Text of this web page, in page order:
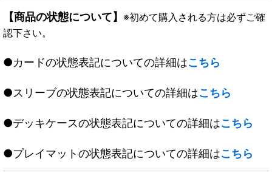
【商品の状態について】 ※初めて購入される方は必ずご確
認下さい。
●カードの状態表記についての詳細はこちら
●スリーブの状態表記についての詳細はこちら
●デッキケースの状態表記についての詳細はこちら
●プレイマットの状態表記についての詳細はこちら